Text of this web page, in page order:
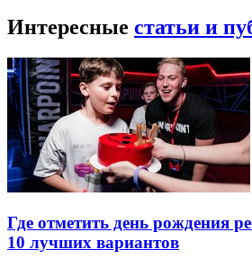
Интересные статьи и
Где отметить день рождения
10 лучших вариантов